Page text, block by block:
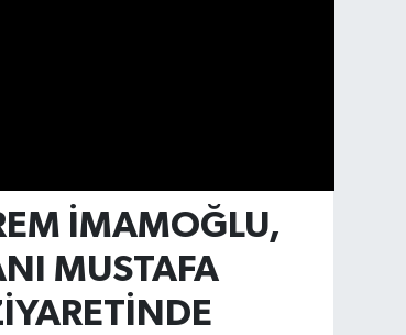
İMAMOĞLU,
MUSTAFA